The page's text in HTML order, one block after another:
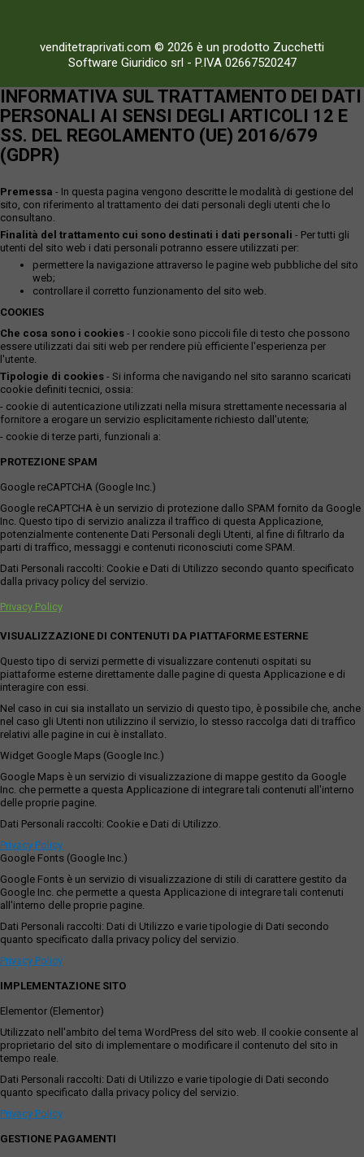
venditetraprivati.com © 2026 è un prodotto Zucchetti
Software Giuridico srl - P.IVA 02667520247
INFORMATIVA SUL TRATTAMENTO DEI DATI
PERSONALI AI SENSI DEGLI ARTICOLI 12 E
SS. DEL REGOLAMENTO (UE) 2016/679
(GDPR)
Premessa - In questa pagina vengono descritte le modalità di gestione del
sito, con riferimento al trattamento dei dati personali degli utenti che lo
consultano.
Finalità del trattamento cui sono destinati i dati personali - Per tutti gli
utenti del sito web i dati personali potranno essere utilizzati per:
permettere la navigazione attraverso le pagine web pubbliche del sito
web;
controllare il corretto funzionamento del sito web.
COOKIES
Che cosa sono i cookies - I cookie sono piccoli file di testo che possono
essere utilizzati dai siti web per rendere più efficiente l'esperienza per
l'utente.
Tipologie di cookies - Si informa che navigando nel sito saranno scaricati
cookie definiti tecnici, ossia:
- cookie di autenticazione utilizzati nella misura strettamente necessaria al
fornitore a erogare un servizio esplicitamente richiesto dall'utente;
- cookie di terze parti, funzionali a:
PROTEZIONE SPAM
Google reCAPTCHA (Google Inc.)
Google reCAPTCHA è un servizio di protezione dallo SPAM fornito da Google
Inc. Questo tipo di servizio analizza il traffico di questa Applicazione,
potenzialmente contenente Dati Personali degli Utenti, al fine di filtrarlo da
parti di traffico, messaggi e contenuti riconosciuti come SPAM.
Dati Personali raccolti: Cookie e Dati di Utilizzo secondo quanto specificato
dalla privacy policy del servizio.
Privacy Policy
VISUALIZZAZIONE DI CONTENUTI DA PIATTAFORME ESTERNE
Questo tipo di servizi permette di visualizzare contenuti ospitati su
piattaforme esterne direttamente dalle pagine di questa Applicazione e di
interagire con essi.
Nel caso in cui sia installato un servizio di questo tipo, è possibile che, anche
nel caso gli Utenti non utilizzino il servizio, lo stesso raccolga dati di traffico
relativi alle pagine in cui è installato.
Widget Google Maps (Google Inc.)
Google Maps è un servizio di visualizzazione di mappe gestito da Google
Inc. che permette a questa Applicazione di integrare tali contenuti all'interno
delle proprie pagine.
Dati Personali raccolti: Cookie e Dati di Utilizzo.
Privacy Policy
Google Fonts (Google Inc.)
Google Fonts è un servizio di visualizzazione di stili di carattere gestito da
Google Inc. che permette a questa Applicazione di integrare tali contenuti
all'interno delle proprie pagine.
Dati Personali raccolti: Dati di Utilizzo e varie tipologie di Dati secondo
quanto specificato dalla privacy policy del servizio.
Privacy Policy
IMPLEMENTAZIONE SITO
Elementor (Elementor)
Utilizzato nell'ambito del tema WordPress del sito web. Il cookie consente al
proprietario del sito di implementare o modificare il contenuto del sito in
tempo reale.
Dati Personali raccolti: Dati di Utilizzo e varie tipologie di Dati secondo
quanto specificato dalla privacy policy del servizio.
Privacy Policy
GESTIONE PAGAMENTI